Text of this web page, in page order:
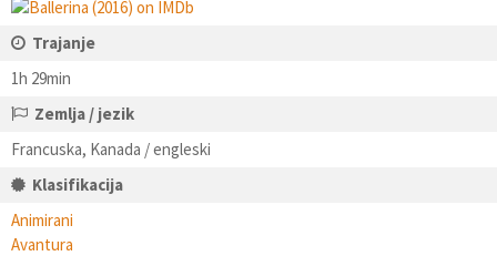
Trajanje
1h 29min
Zemlja / jezik
Francuska, Kanada / engleski
Klasifikacija
Animirani
Avantura